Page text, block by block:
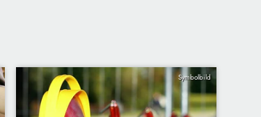
Symbolbild